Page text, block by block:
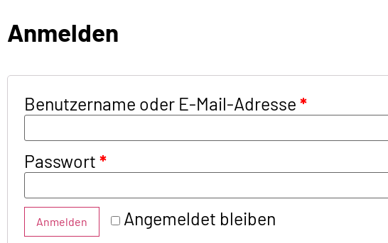
Anmelden
Benutzername oder E-Mail-Adresse *
Passwort *
Angemeldet bleiben
Anmelden